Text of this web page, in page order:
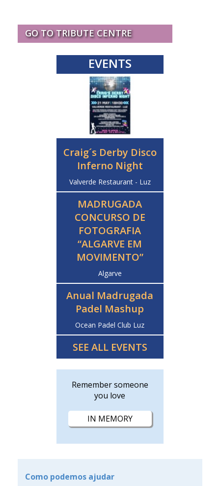
GO TO TRIBUTE CENTRE
EVENTS
Craig´s Derby Disco
Inferno Night
Valverde Restaurant - Luz
MADRUGADA
CONCURSO DE
FOTOGRAFIA
“ALGARVE EM
MOVIMENTO”
Algarve
Anual Madrugada
Padel Mashup
Ocean Padel Club Luz
SEE ALL EVENTS
Remember someone
you love
IN MEMORY
Como podemos ajudar